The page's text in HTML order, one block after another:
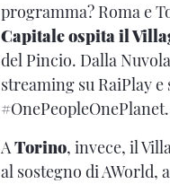
programma? Roma e
Capitale ospita il
del Pincio. Dalla
streaming su RaiPlay
#OnePeopleOnePlanet.
ATorino, invece, il
al sostegno di AWorld,